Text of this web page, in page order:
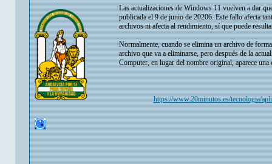
Las actualizaciones de Windows 11 vuelven a dar
publicada el 9 de junio de 20206. Este fallo afecta
archivos ni afecta al rendimiento, sí que puede
Normalmente, cuando se elimina un archivo de
archivo que va a eliminarse, pero después de la
Computer, en lugar del nombre original, aparece
https://www.20minutos.es/tecnologia/